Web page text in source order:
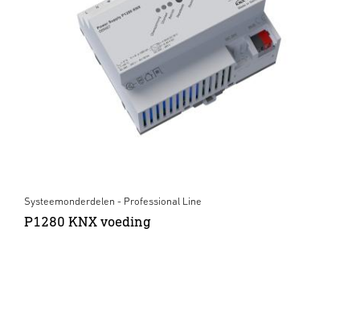
Systeemonderdelen - Professional Line
P1280 KNX voeding